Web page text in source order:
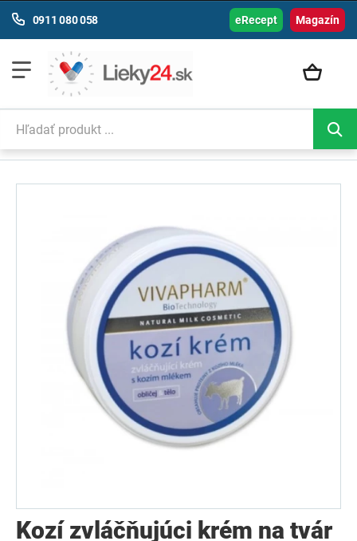
Magazín
0911 080 058 eRecept
Kozí zvláčňujúci krém na tvár